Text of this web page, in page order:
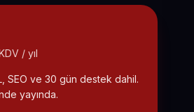
/ yıl
SEO ve 30 gün destek dahil.
yayında.